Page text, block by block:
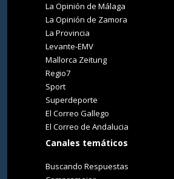
La Opinión de Málaga
La Opinión de Zamora
La Provincia
Levante-EMV
Mallorca Zeitung
Regio7
Sport
Superdeporte
El Correo Gallego
El Correo de Andalucia
Canales temáticos
Buscando Respuestas